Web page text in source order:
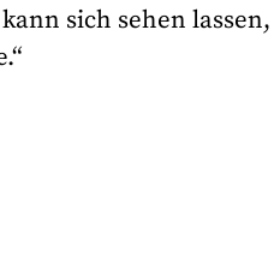
sich sehen